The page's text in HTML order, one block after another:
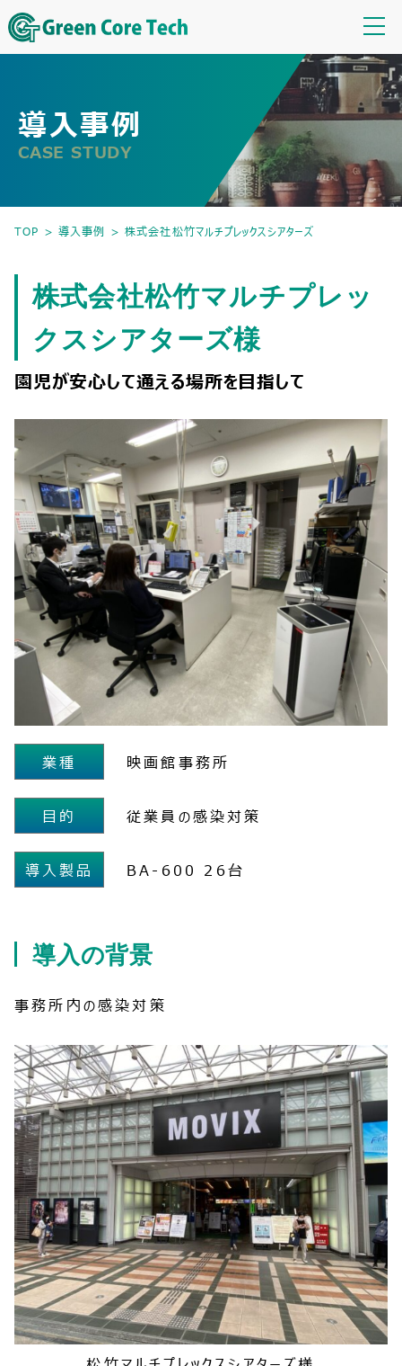
導入事例
CASE STUDY
TOP > 導入事例 > 株式会社松竹マルチプレックスシアターズ
株式会社松竹マルチプレッ
クスシアターズ様
園児が安心して通える場所を目指して
業種 映画館事務所
目的 従業員の感染対策
導入製品 BA-600 26台
導入の背景
事務所内の感染対策